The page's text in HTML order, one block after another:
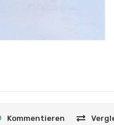
Kommentieren